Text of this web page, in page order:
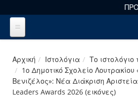
Αρχική Ιστολόγια
Το ιστολόγιο
1ο Δημοτικό Σχολείο
Βενιζέλος»: Νέα Διάκριση
Leaders Awards 2026 (εικόνες)